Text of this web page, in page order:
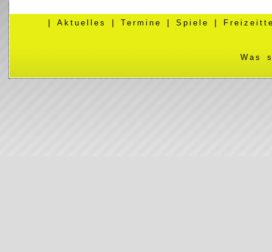
|Aktuelles |Termine |Spiele
Was